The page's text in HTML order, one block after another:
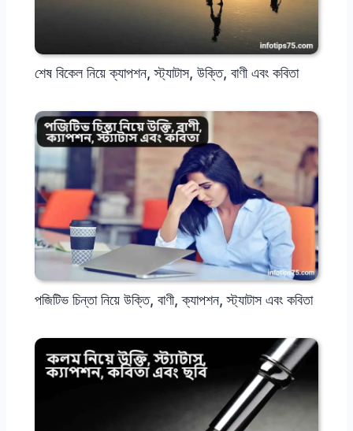
শেষ বিকেল নিয়ে ক্যাপশন, স্ট্যাটাস, উক্তি, বাণী এবং কবিতা
পজিটিভ চিন্তা নিয়ে উক্তি, বাণী, ক্যাপশন, স্ট্যাটাস এবং কবিতা